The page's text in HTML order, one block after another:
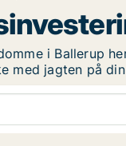
i Ballerup
med jagten på